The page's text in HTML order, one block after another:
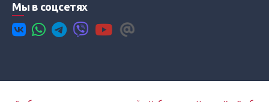
Мы в соцсетях